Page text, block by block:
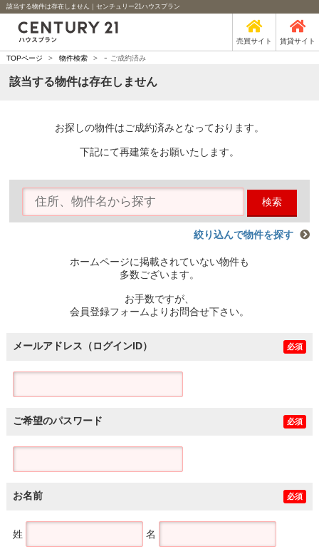
該当する物件は存在しません｜センチュリー21ハウスプラン
売買サイト 賃貸サイト
TOPページ > 物件検索 > - ご成約済み
該当する物件は存在しません
お探しの物件はご成約済みとなっております。
下記にて再建策をお願いたします。
検索
絞り込んで物件を探す
ホームページに掲載されていない物件も
多数ございます。
お手数ですが、
会員登録フォームよりお問合せ下さい。
メールアドレス（ログインID） 必須
ご希望のパスワード 必須
お名前 必須
姓 名